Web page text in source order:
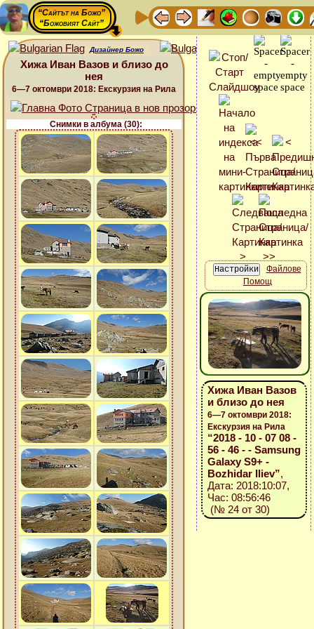
“Сайтът на Божо”
“Божовият Сайт”
Дизайнер Божо
Хижа Иван Вазов и близо до
нея
6—7 октомври 2018: Екскурзия на Рила
Снимки в албума (30):
Файлове
Помощ
Хижа Иван Вазов
и близо до нея
6—7 октомври 2018:
Екскурзия на Рила
“2018 - 10 - 07 08 -
56 - 46 - - Samsung
Galaxy S9+ -
Bozhidar Iliev”,
Дата: 2018:10:07,
Час: 08:56:46
(№ 24 от 30)